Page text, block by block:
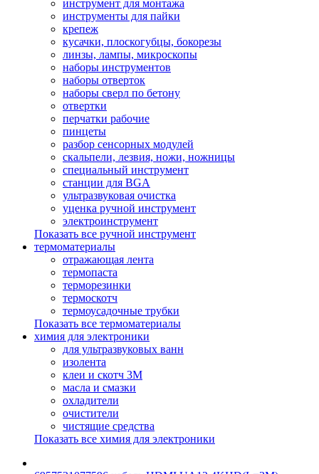
инструмент для монтажа
инструменты для пайки
крепеж
кусачки, плоскогубцы, бокорезы
линзы, лампы, микроскопы
наборы инструментов
наборы отверток
наборы сверл по бетону
отвертки
перчатки рабочие
пинцеты
разбор сенсорных модулей
скальпели, лезвия, ножи, ножницы
специальный инструмент
станции для BGA
ультразвуковая очистка
уценка ручной инструмент
электроинструмент
Показать все ручной инструмент
термоматериалы
отражающая лента
термопаста
терморезинки
термоскотч
термоусадочные трубки
Показать все термоматериалы
химия для электроники
для ультразвуковых ванн
изолента
клеи и скотч 3М
масла и смазки
охладители
очистители
чистящие средства
Показать все химия для электроники